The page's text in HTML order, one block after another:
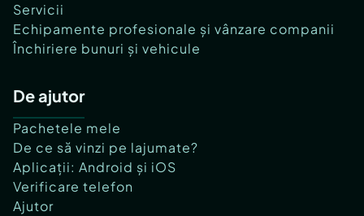
Servicii
Echipamente profesionale și vânzare companii
Închiriere bunuri și vehicule
De ajutor
Pachetele mele
De ce să vinzi pe lajumate?
Aplicații: Android și iOS
Verificare telefon
Ajutor